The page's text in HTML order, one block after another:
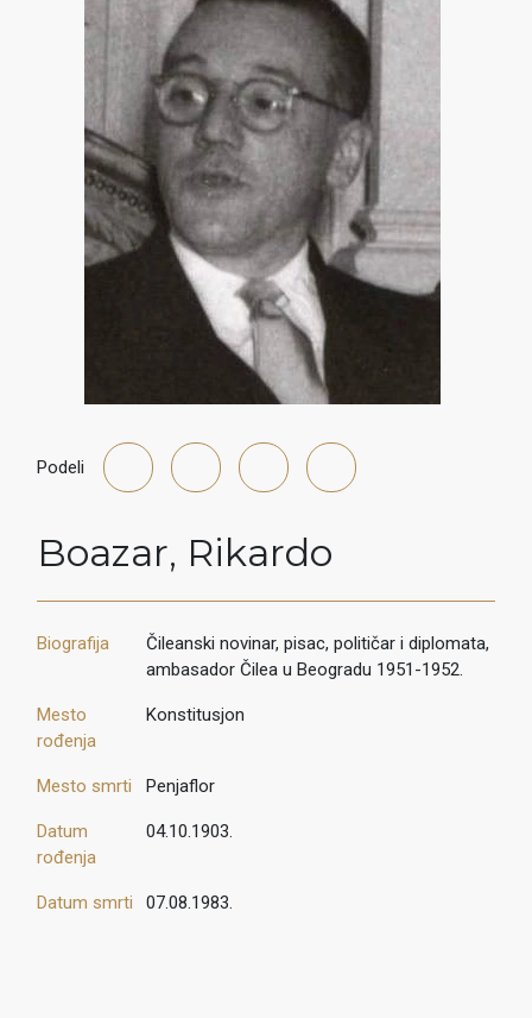
Podeli
Boazar, Rikardo
Biografija
Čileanski novinar, pisac, političar i diplomata,
ambasador Čilea u Beogradu 1951-1952.
Mesto
rođenja
Konstitusjon
Mesto smrti Penjaflor
Datum
rođenja
04.10.1903.
Datum smrti 07.08.1983.